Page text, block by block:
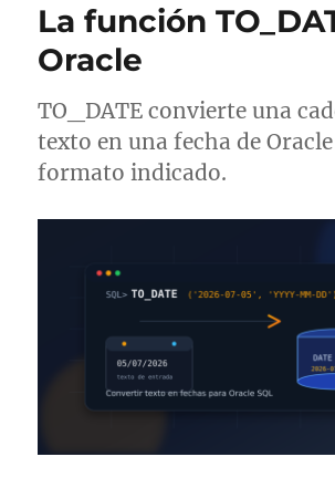
de
La función
Oracle
TO_DATE convierte una
texto en una fecha de
formato indicado.